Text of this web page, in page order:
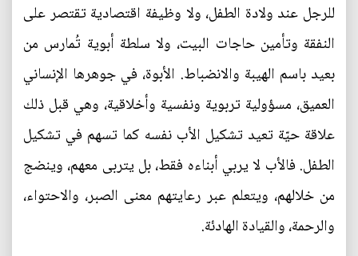
للرجل عند ولادة الطفل، ولا وظيفة اقتصادية تقتصر على
النفقة وتأمين حاجات البيت، ولا سلطة أبوية تُمارس من
بعيد باسم الهيبة والانضباط. الأبوة، في جوهرها الإنساني
العميق، مسؤولية تربوية ونفسية وأخلاقية، وهي قبل ذلك
علاقة حيّة تعيد تشكيل الأب نفسه كما تسهم في تشكيل
الطفل. فالأب لا يربي أبناءه فقط، بل يتربى معهم، وينضج
من خلالهم، ويتعلم عبر رعايتهم معنى الصبر، والاحتواء،
والرحمة، والقيادة الهادئة.